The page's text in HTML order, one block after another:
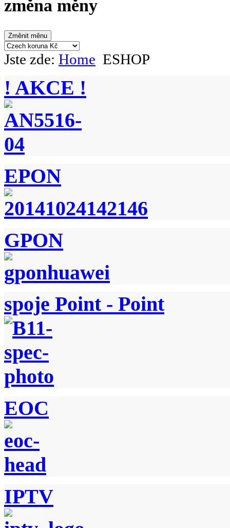
změna měny
Jste zde: Home ESHOP
! AKCE !
EPON
GPON
spoje Point - Point
EOC
IPTV